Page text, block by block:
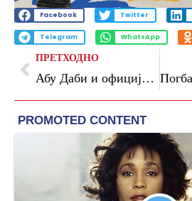
Facebook Twitter
Telegram WhatsApp
ПРЕТХОДНО
Абу Даби и официјално домаќин на Завршниот турнир